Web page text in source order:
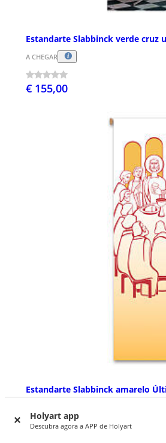
Holyart app
Descubra agora a APP de Holyart
Estandarte Slabbinck verde cruz
A CHEGAR
€ 155,00
Estandarte Slabbinck amarelo